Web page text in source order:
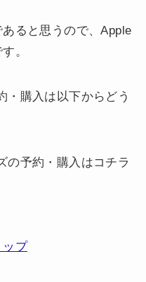
ると思うので、Apple
。
・購入は以下からどう
の予約・購入はコチラ
ップ